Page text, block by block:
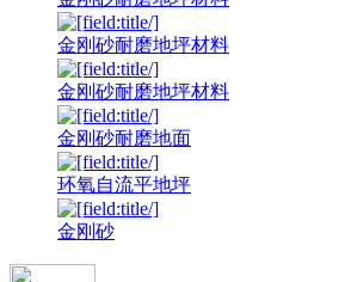
金刚砂耐磨地坪材料
金刚砂耐磨地坪材料
金刚砂耐磨地面
环氧自流平地坪
金刚砂